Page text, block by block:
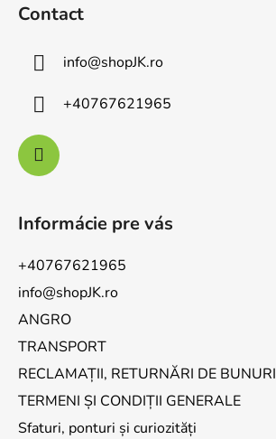
Contact
info@shopJK.ro
+40767621965
Informácie pre vás
+40767621965
info@shopJK.ro
ANGRO
TRANSPORT
RECLAMAȚII, RETURNĂRI DE BUNURI
TERMENI ȘI CONDIȚII GENERALE
Sfaturi, ponturi și curiozități